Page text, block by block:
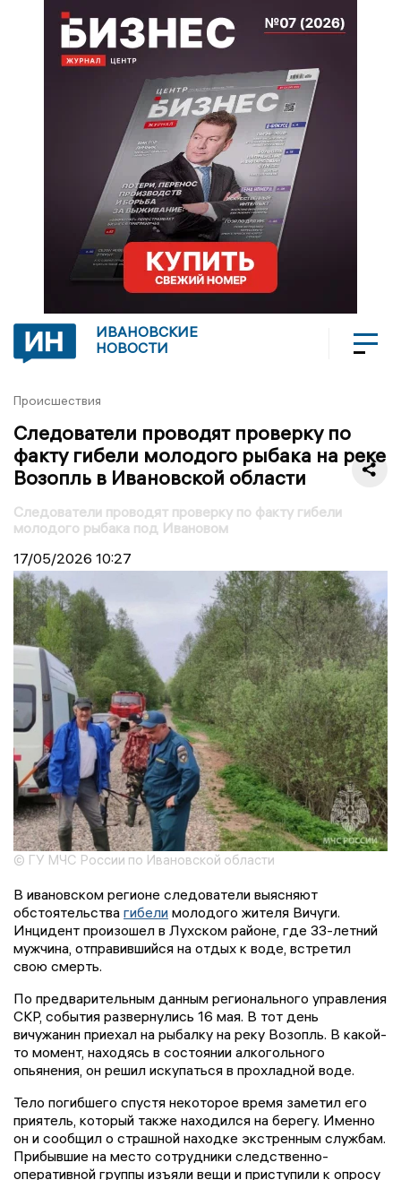
ИВАНОВСКИЕ
НОВОСТИ
Происшествия
Следователи проводят проверку по
факту гибели молодого рыбака на реке
Возопль в Ивановской области
Следователи проводят проверку по факту гибели
молодого рыбака под Ивановом
17/05/2026 10:27
© ГУ МЧС России по Ивановской области
В ивановском регионе следователи выясняют
обстоятельства гибели молодого жителя Вичуги.
Инцидент произошел в Лухском районе, где 33-летний
мужчина, отправившийся на отдых к воде, встретил
свою смерть.
По предварительным данным регионального управления
СКР, события развернулись 16 мая. В тот день
вичужанин приехал на рыбалку на реку Возопль. В какой-
то момент, находясь в состоянии алкогольного
опьянения, он решил искупаться в прохладной воде.
Тело погибшего спустя некоторое время заметил его
приятель, который также находился на берегу. Именно
он и сообщил о страшной находке экстренным службам.
Прибывшие на место сотрудники следственно-
оперативной группы изъяли вещи и приступили к опросу